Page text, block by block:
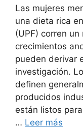
Las mujeres
una dieta rica
(UPF) corren
crecimientos
pueden derivar
investigación.
definen
producidos
están listos
… Leer más